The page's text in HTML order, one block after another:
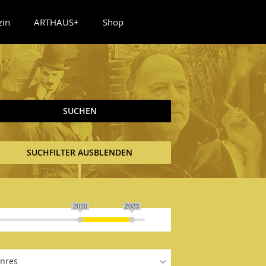
ARTHAUS+ Shop
SUCHEN
SUCHFILTER AUSBLENDEN
2010 2023